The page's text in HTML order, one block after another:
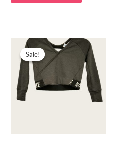
Sale!
Sale!
Algne
hind
oli:
7,00 €.
Praegune
hind
on: